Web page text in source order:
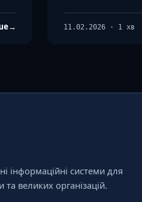
→ 11.02.2026 · 1 хв
інформаційні системи для
великих організацій.